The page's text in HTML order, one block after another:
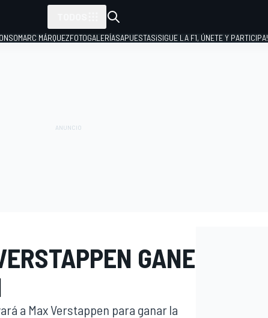
MARC MÁRQUEZFOTOGALERÍASAPUESTAS¡SIGUE LA F1, ÚNETE Y PARTICIPA!
GANE
a Max Verstappen para ganar la